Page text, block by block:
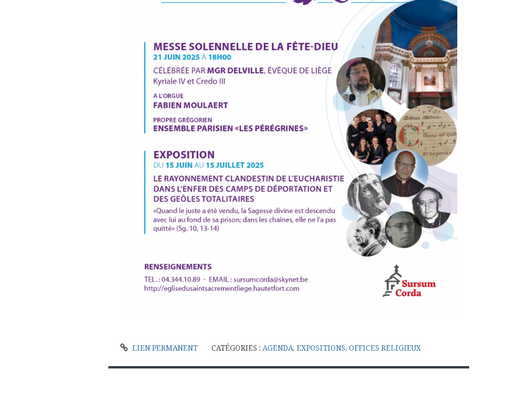
LIEN PERMANENT CATÉGORIES :AGENDA,EXPOSITIONS,OFFICES RELIGIEUX